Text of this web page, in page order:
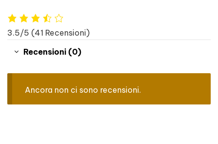
3.5/5 (41 Recensioni)
Recensioni (0)
Ancora non ci sono recensioni.